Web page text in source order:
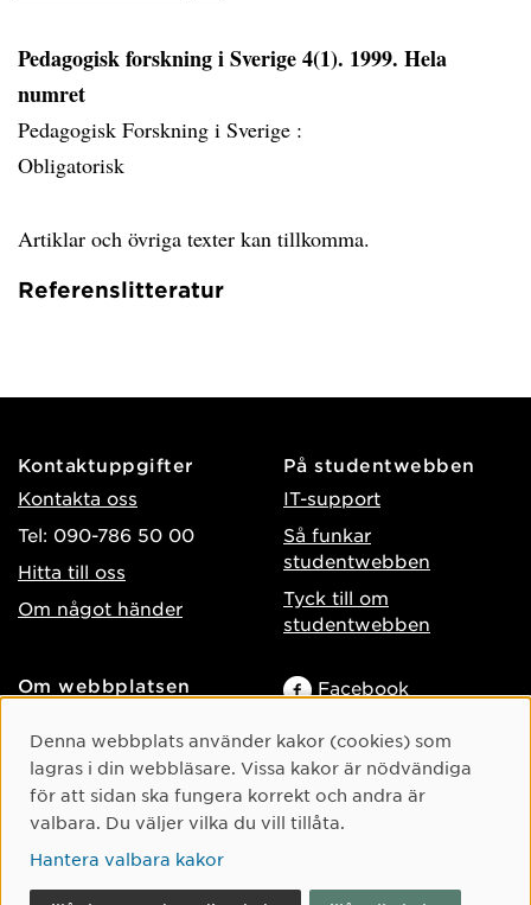
Pedagogisk forskning i Sverige 4(1). 1999. Hela
numret
Pedagogisk Forskning i Sverige :
Obligatorisk
Artiklar och övriga texter kan tillkomma.
Referenslitteratur
Kontaktuppgifter
Kontakta oss
Tel: 090-786 50 00
Hitta till oss
Om något händer
På studentwebben
IT-support
Så funkar
studentwebben
Tyck till om
studentwebben
Om webbplatsen
Behandling av
personuppgifter
Hantera kakor
Facebook
TikTok
Youtube
Cookie-samtycke
Denna webbplats använder kakor (cookies) som
lagras i din webbläsare. Vissa kakor är nödvändiga
för att sidan ska fungera korrekt och andra är
valbara. Du väljer vilka du vill tillåta.
Hantera valbara kakor